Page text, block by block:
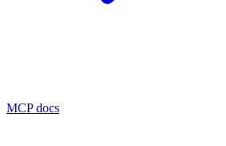
MCP docs